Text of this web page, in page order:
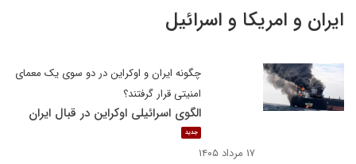
ایران و امریکا و اسرائیل
چگونه ایران و اوکراین در دو سوی یک معمای
امنیتی قرار گرفتند؟
الگوی اسرائیلی اوکراین در قبال ایران
جدید
۱۷ مرداد ۱۴۰۵